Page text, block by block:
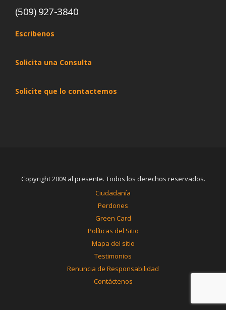
(509) 927-3840
Escribenos
Solicita una Consulta
Solicite que lo contactemos
Copyright 2009 al presente. Todos los derechos reservados.
Ciudadanía
Perdones
Green Card
Políticas del Sitio
Mapa del sitio
Testimonios
Renuncia de Responsabilidad
Contáctenos